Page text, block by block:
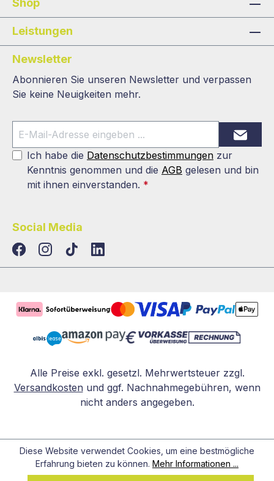
Shop
Leistungen
Newsletter
Abonnieren Sie unseren Newsletter und verpassen
Sie keine Neuigkeiten mehr.
Ich habe die Datenschutzbestimmungen zur
Kenntnis genommen und die AGB gelesen und bin
mit ihnen einverstanden. *
Social Media
TikTokLinkedIn
Alle Preise exkl. gesetzl. Mehrwertsteuer zzgl.
Versandkosten und ggf. Nachnahmegebühren, wenn
nicht anders angegeben.
Diese Website verwendet Cookies, um eine bestmögliche
Erfahrung bieten zu können. Mehr Informationen ...